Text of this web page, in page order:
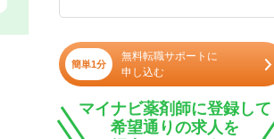
簡単1分
無料転職サポートに
申し込む
マイナビ薬剤師に登録して
希望通りの求人を